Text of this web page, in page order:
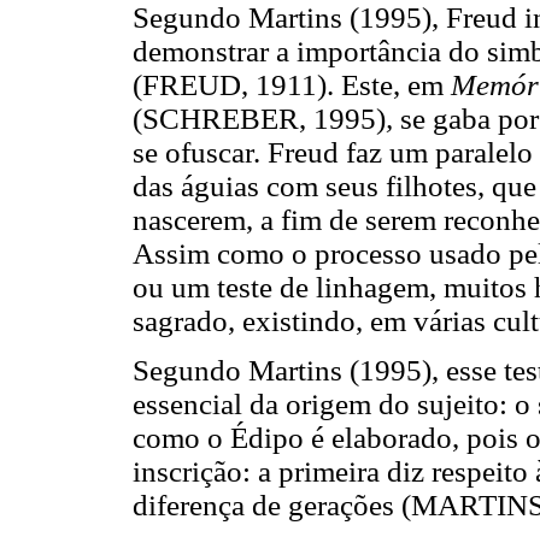
Segundo Martins (1995), Freud
demonstrar a importância do
(FREUD, 1911). Este, em
(SCHREBER, 1995), se gaba
se ofuscar. Freud faz um
das águias com seus filhotes,
nascerem, a fim de serem
Assim como o processo usado
ou um teste de linhagem, muitos
sagrado, existindo, em várias
Segundo Martins (1995), esse
essencial da origem do sujeito:
como o Édipo é elaborado, pois
inscrição: a primeira diz respeito
diferença de gerações